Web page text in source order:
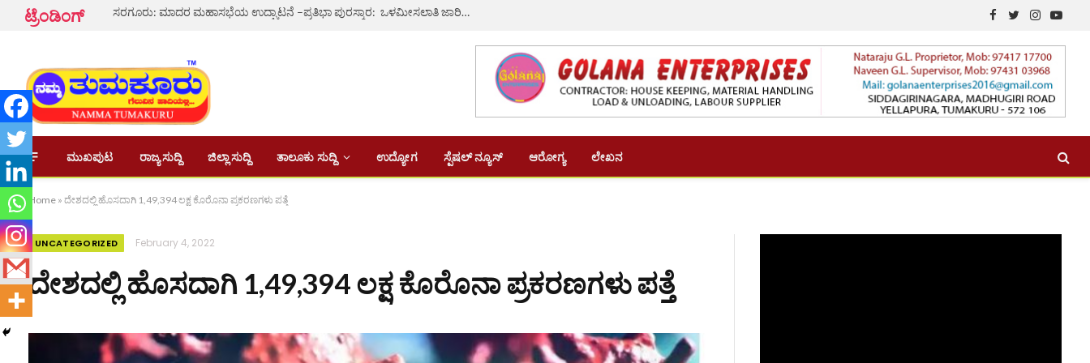
ಟ್ರೆಂಡಿಂಗ್ ಸರಗೂರು: ಮಾದರ ಮಹಾಸಭೆಯ ಉದ್ಘಾಟನೆ –ಪ್ರತಿಭಾ ಪುರಸ್ಕಾರ: ಒಳಮೀಸಲಾತಿ ಜಾರಿಗೆ ಕೆ.ಎಚ್. ಮುನಿಯಪ್ಪ ಪ್ರತಿಪಾದನೆ
Facebook
TwitterInstagram
ಮುಖಪುಟ ರಾಜ್ಯ ಸುದ್ದಿ ಜಿಲ್ಲಾ ಸುದ್ದಿ ತಾಲೂಕು ಸುದ್ದಿ ಉದ್ಯೋಗ ಸ್ಪೆಷಲ್ ನ್ಯೂಸ್ ಆರೋಗ್ಯ ಲೇಖನ
Home » ದೇಶದಲ್ಲಿ ಹೊಸದಾಗಿ 1,49,394 ಲಕ್ಷ ಕೊರೊನಾ ಪ್ರಕರಣಗಳು ಪತ್ತೆ
UNCATEGORIZED February 4, 2022
ದೇಶದಲ್ಲಿ ಹೊಸದಾಗಿ 1,49,394 ಲಕ್ಷ ಕೊರೊನಾ ಪ್ರಕರಣಗಳು ಪತ್ತೆ